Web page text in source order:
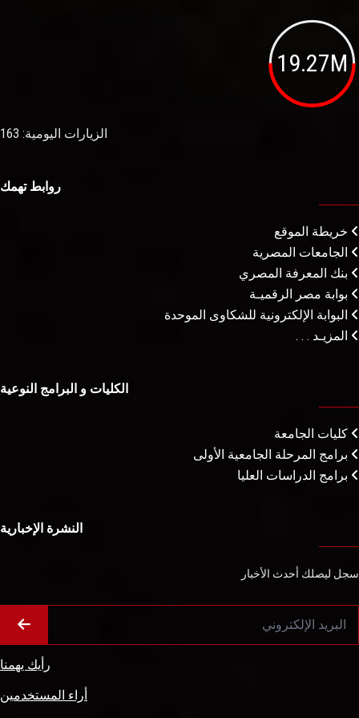
19.27M
الزيارات اليومية: 163
روابط تهمك
خريطة الموقع
الجامعات المصرية
بنك المعرفة المصري
بوابة مصر الرقميـة
البوابة الإلكترونية للشكاوى الموحدة
المزيـد . . .
الكليات و البرامج النوعية
كليات الجامعة
برامج المرحلة الجامعية الأولى
برامج الدراسات العليا
النشرة الإخبارية
سجل ليصلك أحدث الأخبار
رأيك يهمنا
أراء المستخدمين